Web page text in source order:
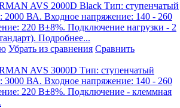
AVS 2000D Black Тип: ступенчатый
2000 ВА. Входное напряжение: 140 - 260
220 В±8%. Подключение нагрузки - 2
Подробнее...
Убрать из сравнения Сравнить
AVS 3000D Тип: ступенчатый
3000 ВА. Входное напряжение: 140 - 260
220 В±8%. Подключение - клеммная